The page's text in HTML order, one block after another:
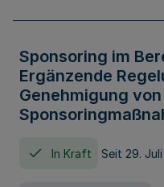
Sponsoring im
Ergänzende
Genehmigung von
In Kraft Seit 29.